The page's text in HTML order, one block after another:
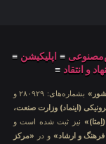
≡ اپلیکیشن ≡
و انتقاد ≡
بشماره‌های: ۲۸۰۹۲۹ و
(اینماد) وزارت صنعت،
نیز ثبت شده است و
و ارشاد» و در «مرکز